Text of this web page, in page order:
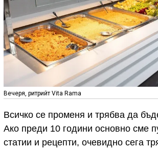
Вечеря, ритрийт Vita Rama
Всичко се променя и трябва да
Ако преди 10 години основно сме
статии и рецепти, очевидно сега